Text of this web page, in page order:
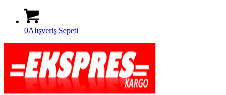
0Alışveriş Sepeti